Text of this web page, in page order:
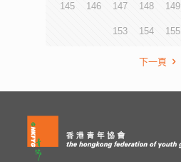
145 146 147 148 149
153 154 155
下一頁